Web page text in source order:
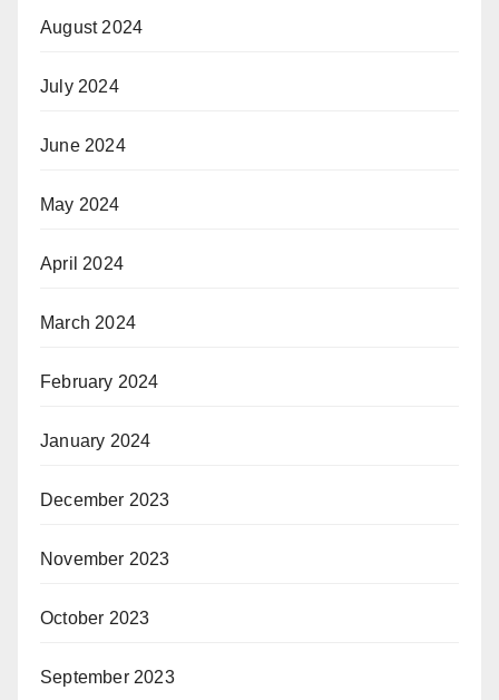
August 2024
July 2024
June 2024
May 2024
April 2024
March 2024
February 2024
January 2024
December 2023
November 2023
October 2023
September 2023